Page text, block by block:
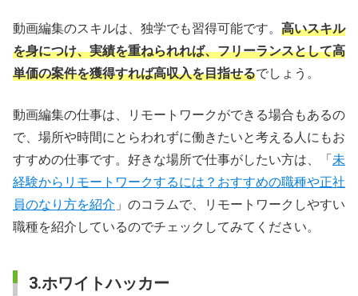
動画編集のスキルは、独学でも習得可能です。 高いスキル
を身につけ、実績を重ねられれば、フリーランスとして高
単価の案件を獲得すれば高収入を目指せるでしょう。
動画編集の仕事は、リモートワークができる場合もあるの
で、場所や時間にとらわれずに働きたいと考える人にもお
すすめの仕事です。好きな場所で仕事がしたい方は、「 未
経験からリモートワークするには？おすすめの職種や正社
員のなり方を紹介 」のコラムで、リモートワークしやすい
職種を紹介しているのでチェックしてみてください。
3.ホワイトハッカー